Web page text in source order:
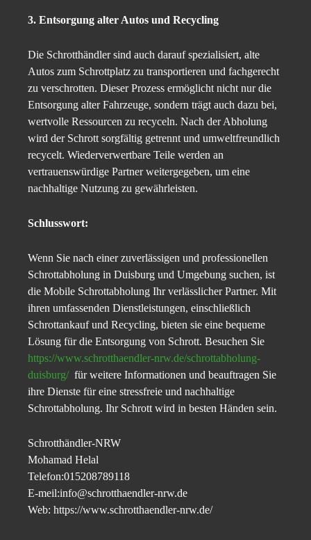
3. Entsorgung alter Autos und Recycling
Die Schrotthändler sind auch darauf spezialisiert, alte
Autos zum Schrottplatz zu transportieren und fachgerecht
zu verschrotten. Dieser Prozess ermöglicht nicht nur die
Entsorgung alter Fahrzeuge, sondern trägt auch dazu bei,
wertvolle Ressourcen zu recyceln. Nach der Abholung
wird der Schrott sorgfältig getrennt und umweltfreundlich
recycelt. Wiederverwertbare Teile werden an
vertrauenswürdige Partner weitergegeben, um eine
nachhaltige Nutzung zu gewährleisten.
Schlusswort:
Wenn Sie nach einer zuverlässigen und professionellen
Schrottabholung in Duisburg und Umgebung suchen, ist
die Mobile Schrottabholung Ihr verlässlicher Partner. Mit
ihren umfassenden Dienstleistungen, einschließlich
Schrottankauf und Recycling, bieten sie eine bequeme
Lösung für die Entsorgung von Schrott. Besuchen Sie
https://www.schrotthaendler-nrw.de/schrottabholung-
duisburg/für weitere Informationen und beauftragen Sie
ihre Dienste für eine stressfreie und nachhaltige
Schrottabholung. Ihr Schrott wird in besten Händen sein.
Schrotthändler-NRW
Mohamad Helal
Telefon:015208789118
E-meil:info@schrotthaendler-nrw.de
Web: https://www.schrotthaendler-nrw.de/